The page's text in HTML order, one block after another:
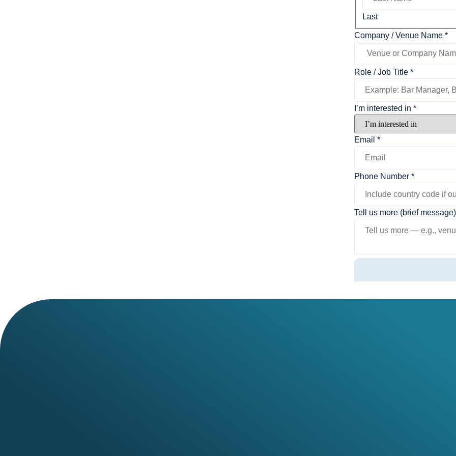
Last
Company / Venue Name*
Role / Job Title*
I’m interested in*
Email*
Phone Number*
more
Tell us more (brief message)